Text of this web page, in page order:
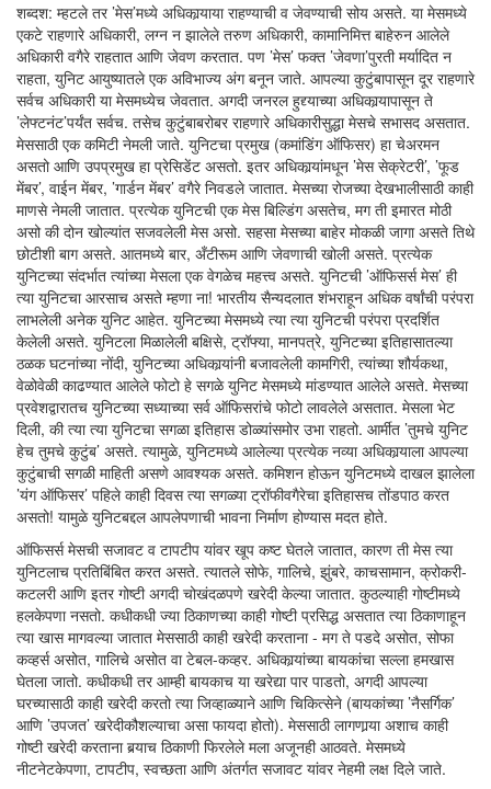
शब्दश: म्हटले तर ’मेस’मध्ये अधिकार्‍याया राहण्याची व जेवण्याची सोय असते. या मेसमध्ये
एकटे राहणारे अधिकारी, लग्न न झालेले तरुण अधिकारी, कामानिमित्त बाहेरुन आलेले
अधिकारी वगैरे राहतात आणि जेवण करतात. पण ’मेस’ फक्त ’जेवणा’पुरती मर्यादित न
राहता, युनिट आयुष्यातले एक अविभाज्य अंग बनून जाते. आपल्या कुटुंबापासून दूर राहणारे
सर्वच अधिकारी या मेसमध्येच जेवतात. अगदी जनरल हुद्द्याच्या अधिकार्‍यापासून ते
’लेफ्टनंट’पर्यंत सर्वच. तसेच कुटुंबाबरोबर राहणारे अधिकारीसुद्धा मेसचे सभासद असतात.
मेससाठी एक कमिटी नेमली जाते. युनिटचा प्रमुख (कमांडिंग ऑफिसर) हा चेअरमन
असतो आणि उपप्रमुख हा प्रेसिडेंट असतो. इतर अधिकार्‍यांमधून ’मेस सेक्रेटरी’, ’फूड
मेंबर’, वाईन मेंबर, ’गार्डन मेंबर’ वगैरे निवडले जातात. मेसच्या रोजच्या देखभालीसाठी काही
माणसे नेमली जातात. प्रत्येक युनिटची एक मेस बिल्डिंग असतेच, मग ती इमारत मोठी
असो की दोन खोल्यांत सजवलेली मेस असो. सहसा मेसच्या बाहेर मोकळी जागा असते तिथे
छोटीशी बाग असते. आतमध्ये बार, अँटीरूम आणि जेवणाची खोली असते. प्रत्येक
युनिटच्या संदर्भात त्यांच्या मेसला एक वेगळेच महत्त्व असते. युनिटची ’ऑफिसर्स मेस’ ही
त्या युनिटचा आरसाच असते म्हणा ना! भारतीय सैन्यदलात शंभराहून अधिक वर्षांची परंपरा
लाभलेली अनेक युनिट आहेत. युनिटच्या मेसमध्ये त्या त्या युनिटची परंपरा प्रदर्शित
केलेली असते. युनिटला मिळालेली बक्षिसे, ट्रॉफ्या, मानपत्रे, युनिटच्या इतिहासातल्या
ठळक घटनांच्या नोंदी, युनिटच्या अधिकार्‍यांनी बजावलेली कामगिरी, त्यांच्या शौर्यकथा,
वेळोवेळी काढण्यात आलेले फोटो हे सगळे युनिट मेसमध्ये मांडण्यात आलेले असते. मेसच्या
प्रवेशद्वारातच युनिटच्या सध्याच्या सर्व ऑफिसरांचे फोटो लावलेले असतात. मेसला भेट
दिली, की त्या त्या युनिटचा सगळा इतिहास डोळ्यांसमोर उभा राहतो. आर्मीत ’तुमचे युनिट
हेच तुमचे कुटुंब’ असते. त्यामुळे, युनिटमध्ये आलेल्या प्रत्येक नव्या अधिकार्‍याला आपल्या
कुटुंबाची सगळी माहिती असणे आवश्यक असते. कमिशन होऊन युनिटमध्ये दाखल झालेला
’यंग ऑफिसर’ पहिले काही दिवस त्या सगळ्या ट्रॉफीवगैरेचा इतिहासच तोंडपाठ करत
असतो! यामुळे युनिटबद्दल आपलेपणाची भावना निर्माण होण्यास मदत होते.
ऑफिसर्स मेसची सजावट व टापटीप यांवर खूप कष्ट घेतले जातात, कारण ती मेस त्या
युनिटलाच प्रतिबिंबित करत असते. त्यातले सोफे, गालिचे, झुंबरे, काचसामान, क्रोकरी-
कटलरी आणि इतर गोष्टी अगदी चोखंदळपणे खरेदी केल्या जातात. कुठल्याही गोष्टीमध्ये
हलकेपणा नसतो. कधीकधी ज्या ठिकाणच्या काही गोष्टी प्रसिद्ध असतात त्या ठिकाणाहून
त्या खास मागवल्या जातात मेससाठी काही खरेदी करताना - मग ते पडदे असोत, सोफा
कव्हर्स असोत, गालिचे असोत वा टेबल-कव्हर. अधिकार्‍यांच्या बायकांचा सल्ला हमखास
घेतला जातो. कधीकधी तर आम्ही बायकाच या खरेद्या पार पाडतो, अगदी आपल्या
घरच्यासाठी काही खरेदी करतो त्या जिव्हाळ्याने आणि चिकित्सेने (बायकांच्या ’नैसर्गिक’
आणि ’उपजत’ खरेदीकौशल्याचा असा फायदा होतो). मेससाठी लागणार्‍या अशाच काही
गोष्टी खरेदी करताना बर्‍याच ठिकाणी फिरलेले मला अजूनही आठवते. मेसमध्ये
नीटनेटकेपणा, टापटीप, स्वच्छता आणि अंतर्गत सजावट यांवर नेहमी लक्ष दिले जाते.